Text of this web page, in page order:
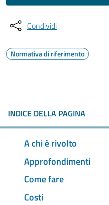
Condividi
Normativa di riferimento
INDICE DELLA PAGINA
A chi è rivolto
Approfondimenti
Come fare
Costi